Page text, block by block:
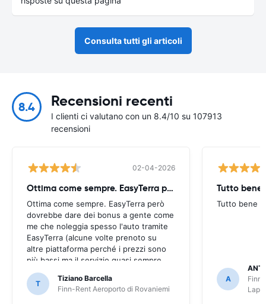
Consulta tutti gli articoli
8.4 Recensioni recenti
I clienti ci valutano con un 8.4/10 su 107913
recensioni
02-04-2026
Ottima come sempre. EasyTerra però
Ottima come sempre. EasyTerra però
dovrebbe dare dei bonus a gente come
me che noleggia spesso l'auto tramite
EasyTerra (alcune volte prenoto su
altre piattaforma perché i prezzi sono
più bassi ma il servizio quasi sempre
peggiore tramite piattaforma di
prenotazione (EasyTerra è più semplice
e chiaro)
T
Tiziano Barcella
Finn-Rent Aeroporto di Rovaniemi
Tutto bene
Tutto bene
A